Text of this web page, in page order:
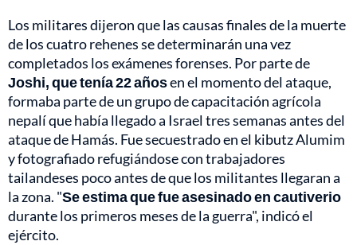
Los militares dijeron que las causas finales de la muerte
de los cuatro rehenes se determinarán una vez
completados los exámenes forenses. Por parte de
Joshi, que tenía 22 añosen el momento del ataque,
formaba parte de un grupo de capacitación agrícola
nepalí que había llegado a Israel tres semanas antes del
ataque de Hamás. Fue secuestrado en el kibutz Alumim
y fotografiado refugiándose con trabajadores
tailandeses poco antes de que los militantes llegaran a
la zona. "Se estima que fue asesinado en cautiverio
durante los primeros meses de la guerra", indicó el
ejército.